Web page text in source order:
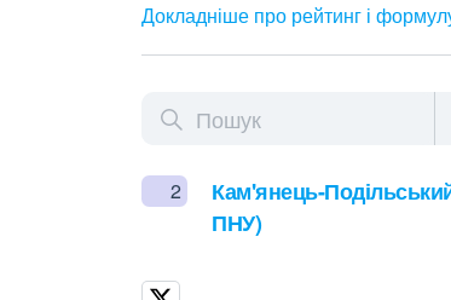
Докладніше про рейтинг і
2
Кам'янець-
ПНУ)